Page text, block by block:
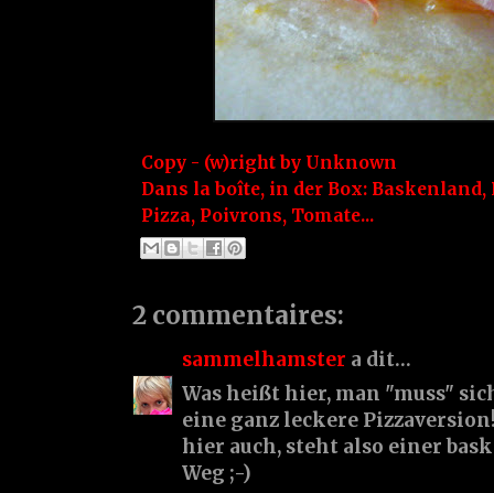
Copy - (w)right by Unknown
Dans la boîte, in der Box: Baskenland,
Pizza, Poivrons, Tomate...
2 commentaires:
sammelhamster a dit…
Was heißt hier, man "muss"
eine ganz leckere
hier auch, steht also einer
Weg ;-)